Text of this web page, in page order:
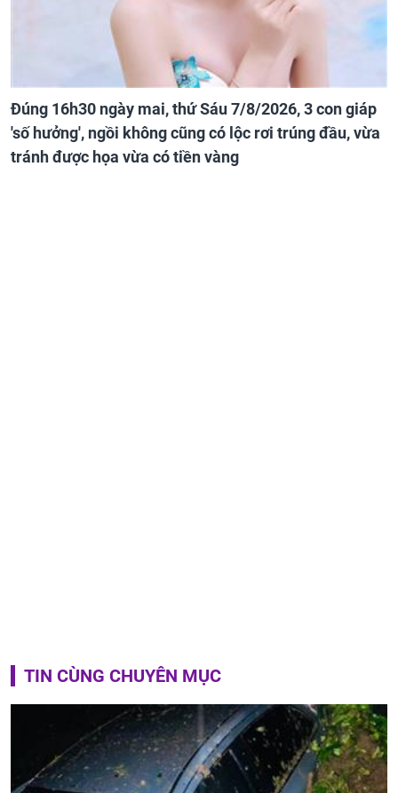
Đúng 16h30 ngày mai, thứ Sáu 7/8/2026, 3 con giáp
'số hưởng', ngồi không cũng có lộc rơi trúng đầu, vừa
tránh được họa vừa có tiền vàng
TIN CÙNG CHUYÊN MỤC